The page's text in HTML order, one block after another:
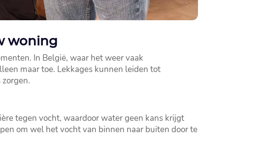
woning
In België, waar het weer vaak
maar toe.​ Lekkages kunnen leiden tot
tegen vocht, waardoor water geen kans krijgt
om wel het vocht van binnen naar buiten door te